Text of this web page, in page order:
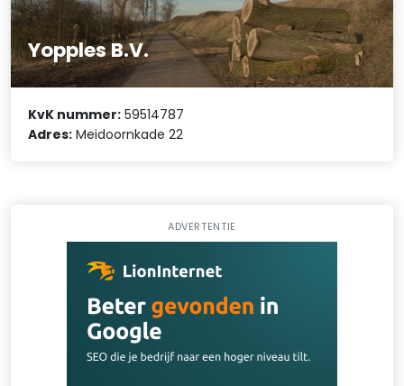
Yopples B.V.
KvK nummer: 59514787
Adres: Meidoornkade 22
ADVERTENTIE